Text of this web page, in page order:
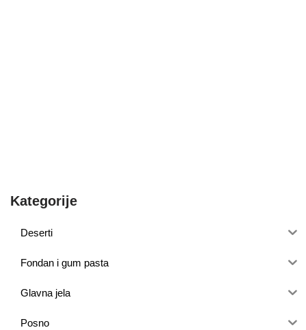
Kategorije
Deserti
Fondan i gum pasta
Glavna jela
Posno